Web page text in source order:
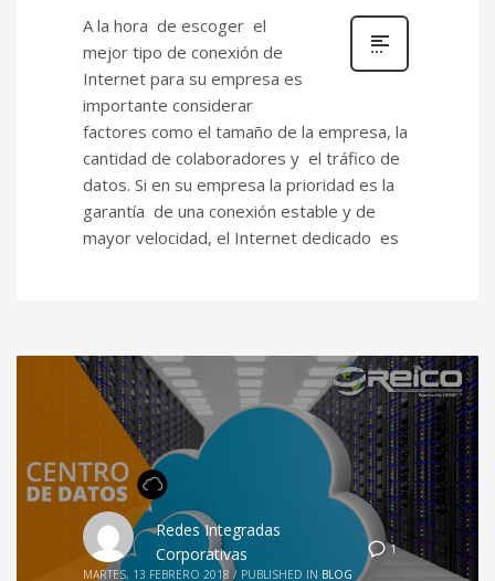
A la hora de escoger el
mejor tipo de conexión de
Internet para su empresa es
importante considerar
factores como el tamaño de la empresa, la
cantidad de colaboradores y el tráfico de
datos. Si en su empresa la prioridad es la
garantía de una conexión estable y de
mayor velocidad, el Internet dedicado es
1
Redes Integradas
Corporativas
MARTES, 13 FEBRERO 2018 / PUBLISHED IN BLOG